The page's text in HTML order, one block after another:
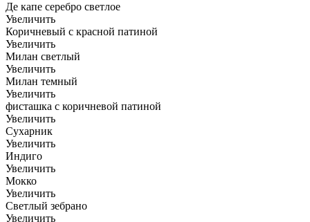
Де капе серебро светлое
Увеличить
Коричневый с красной патиной
Увеличить
Милан светлый
Увеличить
Милан темный
Увеличить
фисташка с коричневой патиной
Увеличить
Сухарник
Увеличить
Индиго
Увеличить
Мокко
Увеличить
Светлый зебрано
Увеличить